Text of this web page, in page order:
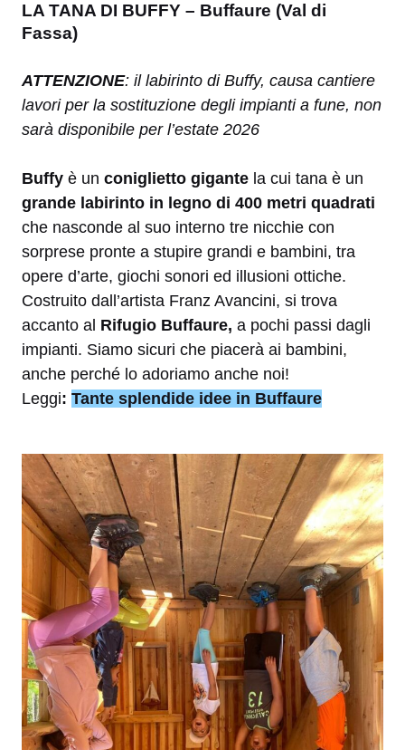
LA TANA DI BUFFY – Buffaure (Val di
Fassa)
ATTENZIONE: il labirinto di Buffy, causa cantiere
lavori per la sostituzione degli impianti a fune, non
sarà disponibile per l’estate 2026
Buffy è un coniglietto gigante la cui tana è un
grande labirinto in legno di 400 metri quadrati
che nasconde al suo interno tre nicchie con
sorprese pronte a stupire grandi e bambini, tra
opere d’arte, giochi sonori ed illusioni ottiche.
Costruito dall’artista Franz Avancini, si trova
accanto al Rifugio Buffaure, a pochi passi dagli
impianti. Siamo sicuri che piacerà ai bambini,
anche perché lo adoriamo anche noi!
Leggi: Tante splendide idee in Buffaure